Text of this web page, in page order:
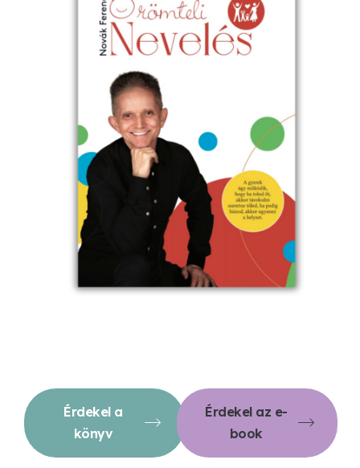
Érdekel a
könyv
Érdekel az e-
book